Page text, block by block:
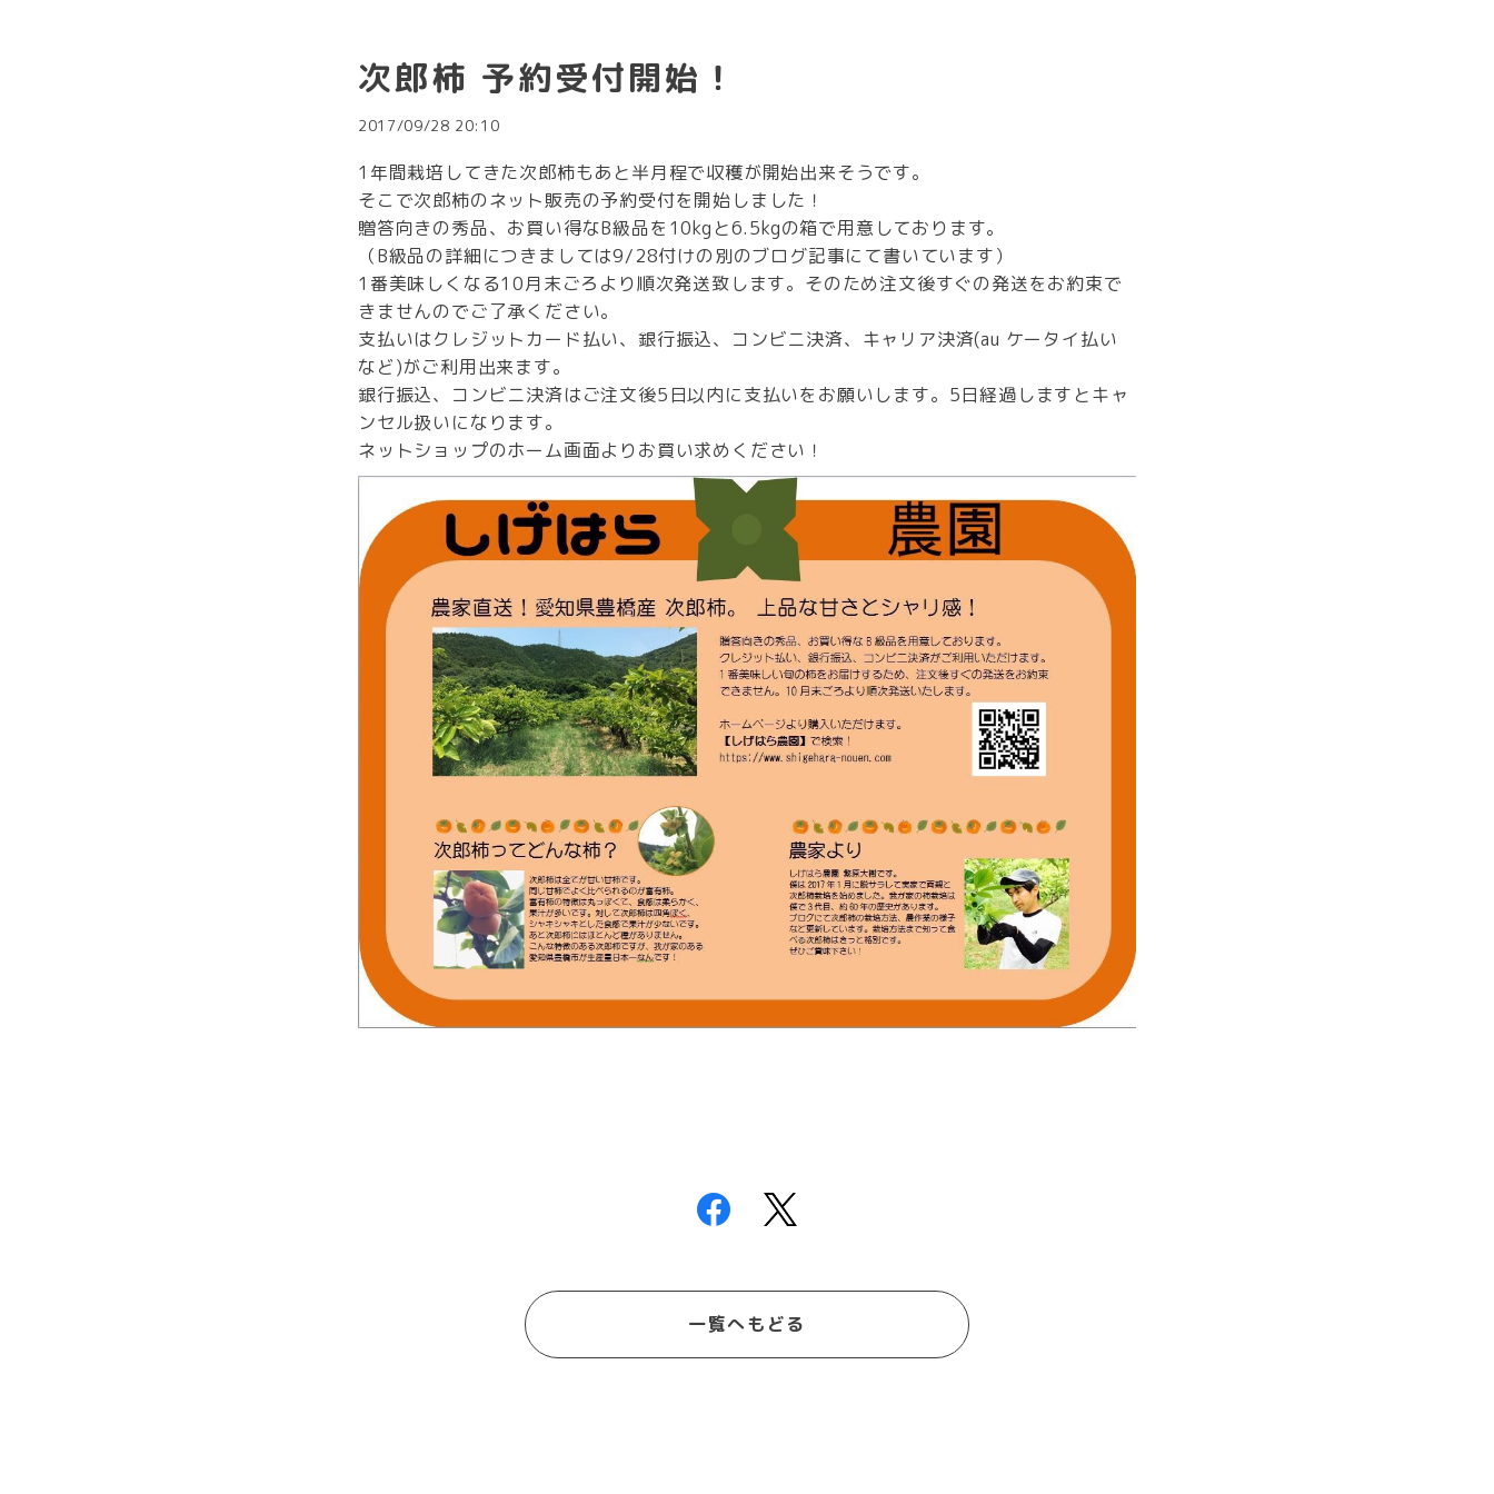
次郎柿 予約受付開始！
2017/09/28 20:10
1年間栽培してきた次郎柿もあと半月程で収穫が開始出来そうです。
そこで次郎柿のネット販売の予約受付を開始しました！
贈答向きの秀品、お買い得なB級品を10kgと6.5kgの箱で用意しております。
（B級品の詳細につきましては9/28付けの別のブログ記事にて書いています）
1番美味しくなる10月末ごろより順次発送致します。そのため注文後すぐの発送をお約束で
きませんのでご了承ください。
支払いはクレジットカード払い、銀行振込、コンビニ決済、キャリア決済(au ケータイ払い
など)がご利用出来ます。
銀行振込、コンビニ決済はご注文後5日以内に支払いをお願いします。5日経過しますとキャ
ンセル扱いになります。
ネットショップのホーム画面よりお買い求めください！
一覧へもどる